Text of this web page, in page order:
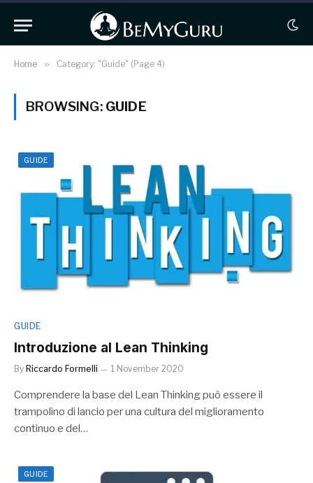
Home » Category: "Guide" (Page 4)
BROWSING: GUIDE
GUIDE
GUIDE
Introduzione al Lean Thinking
By Riccardo Formelli 1 November 2020
Comprendere la base del Lean Thinking può essere il
trampolino di lancio per una cultura del miglioramento
continuo e del…
GUIDE